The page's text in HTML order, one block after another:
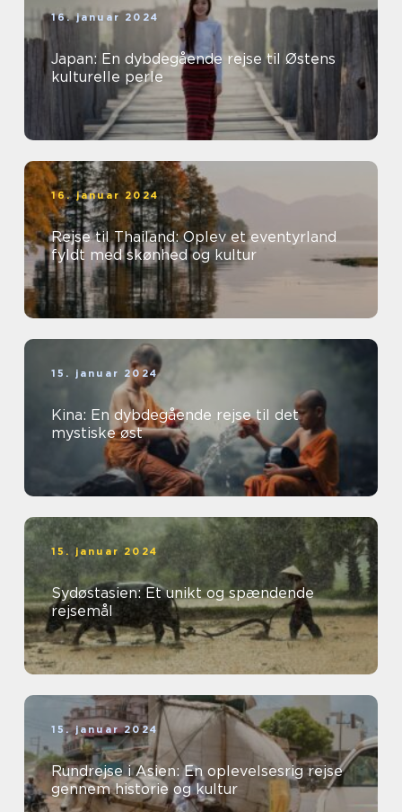
16. januar 2024
Japan: En dybdegående rejse til Østens
kulturelle perle
16. januar 2024
Rejse til Thailand: Oplev et eventyrland
fyldt med skønhed og kultur
15. januar 2024
Kina: En dybdegående rejse til det
mystiske øst
15. januar 2024
Sydøstasien: Et unikt og spændende
rejsemål
15. januar 2024
Rundrejse i Asien: En oplevelsesrig rejse
gennem historie og kultur